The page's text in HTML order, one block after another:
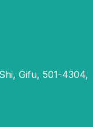
Gifu, 501-4304,